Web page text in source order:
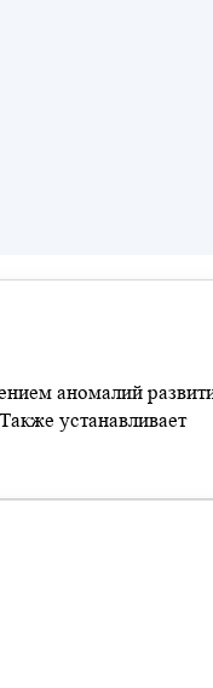
аномалий
устанавливает